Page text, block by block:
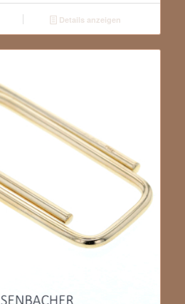
Details anzeigen